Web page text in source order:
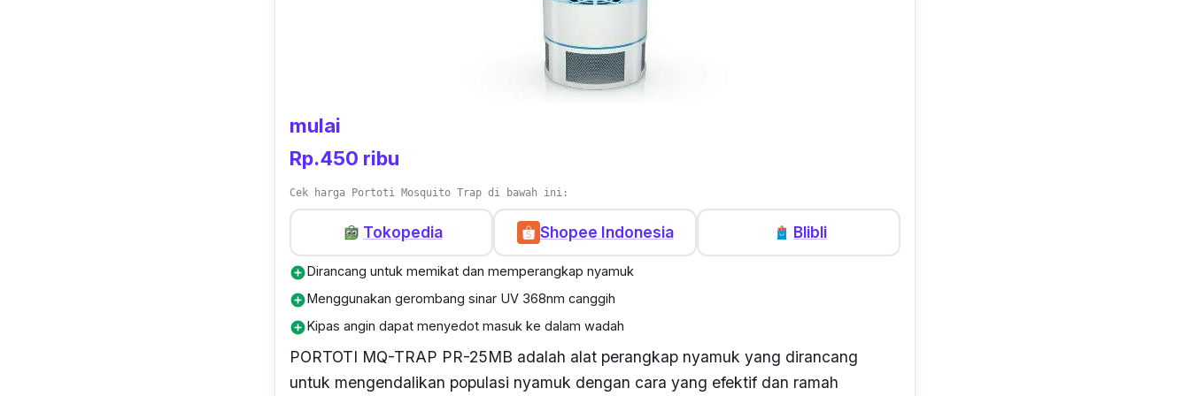
Tersedia pula kompartemen untuk menampung nyamuk dan serangga yang sudah
mati. Alasnya pun mudah dibuka untuk membersihkan kompartemen tersebut.
mulai
Rp.450 ribu
Cek harga Portoti Mosquito Trap di bawah ini:
Tokopedia Shopee Indonesia Blibli
add_circleDirancang untuk memikat dan memperangkap nyamuk
add_circleMenggunakan gerombang sinar UV 368nm canggih
add_circleKipas angin dapat menyedot masuk ke dalam wadah
PORTOTI MQ-TRAP PR-25MB adalah alat perangkap nyamuk yang dirancang
untuk mengendalikan populasi nyamuk dengan cara yang efektif dan ramah